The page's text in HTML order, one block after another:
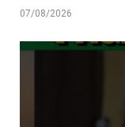
07/08/2026